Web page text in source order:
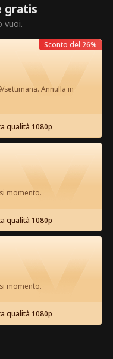
pagamento.
ora
di Essere
Tutti gli episodi
22 23
gratis
vuoi.
settimana. Annulla in
qualità 1080p
Sconto del 26%
momento.
qualità 1080p
momento.
qualità 1080p